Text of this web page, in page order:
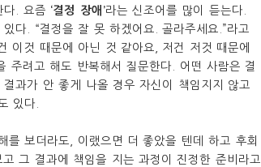
다. 요즘 ‘결정 장애’라는 신조어를 많이 듣는다.
다. “결정을 잘 못 하겠어요. 골라주세요.”라고
이것 때문에 아닌 것 같아요, 저건 저것 때문에
주려고 해도 반복해서 질문한다. 어떤 사람은 결
과가 안 좋게 나올 경우 자신이 책임지지 않고
있다.
를 보더라도, 이랬으면 더 좋았을 텐데 하고 후회
그 결과에 책임을 지는 과정이 진정한 준비라고